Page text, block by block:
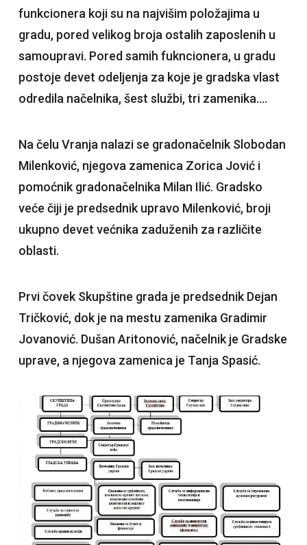
funkcionera koji su na najvišim položajima u
gradu, pored velikog broja ostalih zaposlenih u
samoupravi. Pored samih fukncionera, u gradu
postoje devet odeljenja za koje je gradska vlast
odredila načelnika, šest službi, tri zamenika….
Na čelu Vranja nalazi se gradonačelnik Slobodan
Milenković, njegova zamenica Zorica Jović i
pomoćnik gradonačelnika Milan Ilić. Gradsko
veće čiji je predsednik upravo Milenković, broji
ukupno devet većnika zaduženih za različite
oblasti.
Prvi čovek Skupštine grada je predsednik Dejan
Tričković, dok je na mestu zamenika Gradimir
Jovanović. Dušan Aritonović, načelnik je Gradske
uprave, a njegova zamenica je Tanja Spasić.